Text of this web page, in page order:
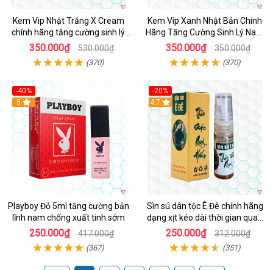
Kem Vip Nhật Trắng X Cream
chính hãng tăng cường sinh lý
nam kéo dài
350.000₫ 530.000₫
(370)
Kem Vip Xanh Nhật Bản Chính
Hãng Tăng Cường Sinh Lý Nam
Bền Lâu
350.000₫ 350.000₫
(370)
-40%
5
Playboy Đỏ 5ml tăng cường bản
lĩnh nam chống xuất tinh sớm
250.000₫ 417.000₫
(367)
-20%
4.7
Sìn sú dân tộc Ê Đê chính hãng
dạng xịt kéo dài thời gian quan
hệ chai nhỏ 5ml
250.000₫ 312.000₫
(351)